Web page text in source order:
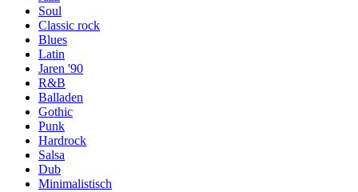
Soul
Classic rock
Blues
Latin
Jaren '90
R&B
Balladen
Gothic
Punk
Hardrock
Salsa
Dub
Minimalistisch